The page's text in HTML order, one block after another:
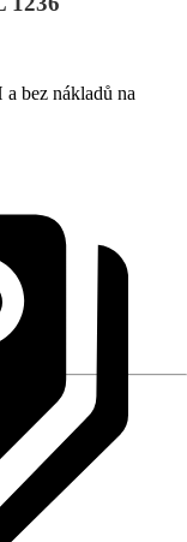
bez nákladů na